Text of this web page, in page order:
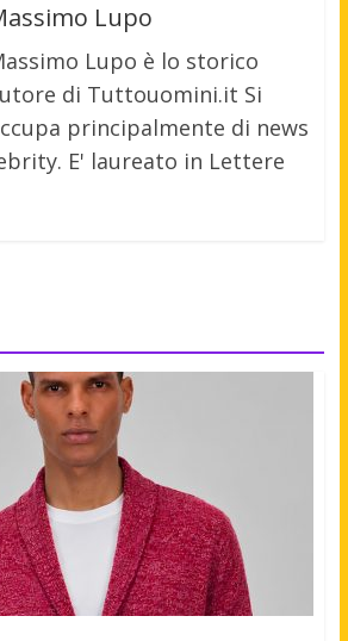
Lupo
Lupo è lo storico
di Tuttouomini.it Si
principalmente di news
E' laureato in Lettere